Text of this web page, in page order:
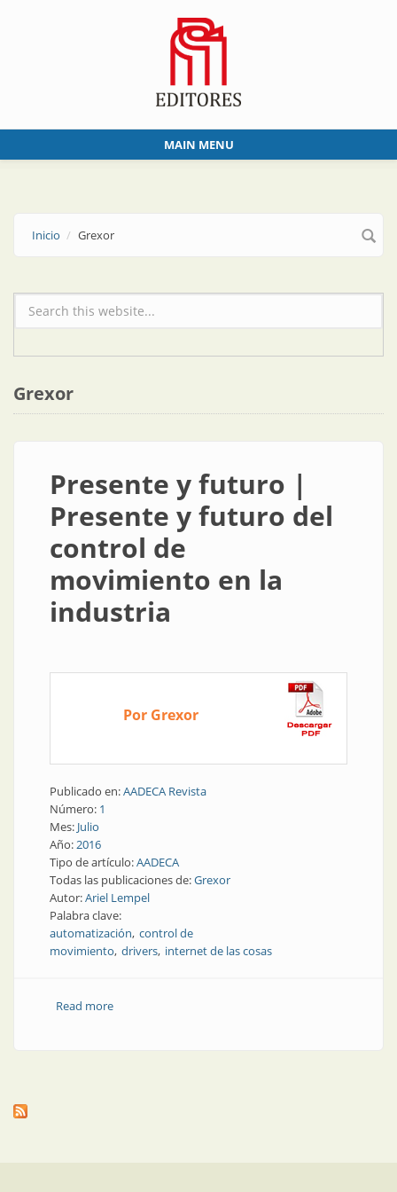
MAIN MENU
Inicio Grexor
Formulario de búsqueda
Grexor
Presente y futuro |
Presente y futuro del
control de
movimiento en la
industria
Por Grexor
Publicado en:AADECA Revista
Número: 1
Mes: Julio
Año:2016
Tipo de artículo:AADECA
Todas las publicaciones de:Grexor
Autor:Ariel Lempel
Palabra clave:
automatización control de
movimiento drivers internet de las cosas
Read moreabout Presente y futuro | Presente y futuro del